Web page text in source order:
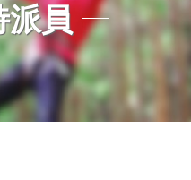
員